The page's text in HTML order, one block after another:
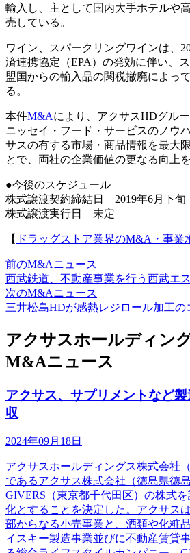
輸入し、主として国内大手ホテルや
売している。
ワイン、スパークリングワインは、
済連携協定（EPA）の発効に伴い、
盟国からの輸入品の関税撤廃によっ
る。
本件M&Aにより、アクサスHDグル
ニッセイ・フード・サービスのノウ
サスの有する市場・商品情報を最大
とで、両社の企業価値の更なる向上を
●今後のスケジュール
株式譲渡契約締結日 2019年6月下旬
株式譲渡実行日 未定
【 ドラッグストア業界のM&A・事業
前のM&Aニュース
西武鉄道、不動産事業を行う西武エ
次のM&Aニュース
三井松島HDが感熱レジロール加工
アクサスホールディン
M&Aニュース
アクサス、サプリメントなど
収
2024年09月18日
アクサスホールディングス株式会社
であるアクサス株式会社（徳島県徳
GIVERS（東京都千代田区）の株式
化とすることを決定した。アクサス
部からなる小売事業と、酒類や化粧
イスキー製造事業並びに不動産賃貸